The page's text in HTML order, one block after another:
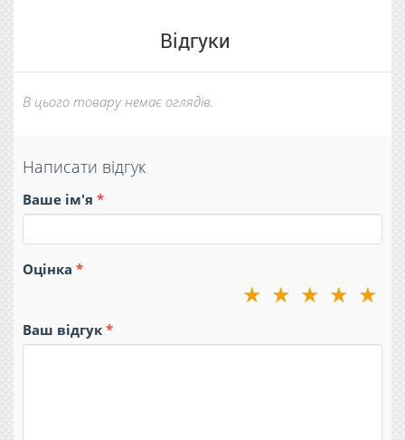
Відгуки
В цього товару немає оглядів.
Написати відгук
Ваше ім'я
Оцінка
★
★
★
★
★
Ваш відгук